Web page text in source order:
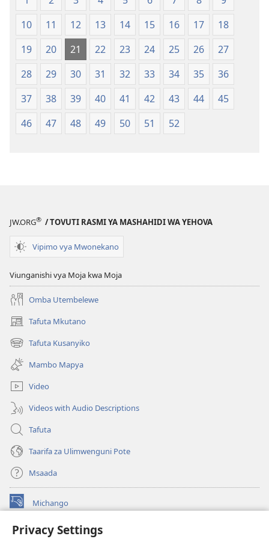
Privacy Settings
Mpya
(Toleo
la
2017)
Mpya
(Toleo
la
2017)
10
11 12 13 14 15 16 17
18
19
20 21 22 23 24 25 26
27
28
29 30 31 32 33 34 35
36
37
38 39 40 41 42 43 44
45
46
47 48 49 50 51 52
JW.ORG® / TOVUTI RASMI YA MASHAHIDI WA YEHOVA
Vipimo vya Mwonekano
Viunganishi vya Moja kwa Moja
Omba Utembelewe
Tafuta Mkutano
(opens
new
window)
Tafuta Kusanyiko
(opens
new
window)
Mambo Mapya
Video
Videos with Audio Descriptions
Tafuta
Taarifa za Ulimwenguni Pote
Msaada
Michango
(opens
window)Watchtower MAKTABA KWENYE MTANDAO™